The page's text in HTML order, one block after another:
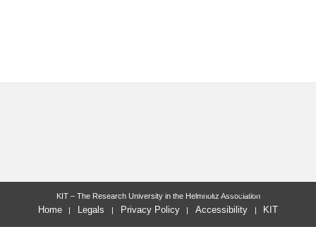
last change: 2008-09-12
KIT – The Research University in the Helmholtz Association
Home Legals Privacy Policy Accessibility KIT